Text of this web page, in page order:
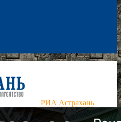
РИА Астрахань